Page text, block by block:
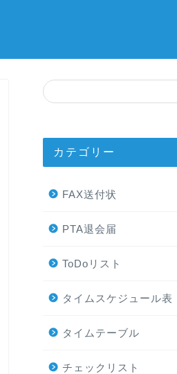
カテゴリー
FAX送付状
PTA退会届
ToDoリスト
タイムスケジュール表
タイムテーブル
チェックリスト